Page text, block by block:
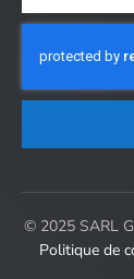
© 2025 SARL
Politique de